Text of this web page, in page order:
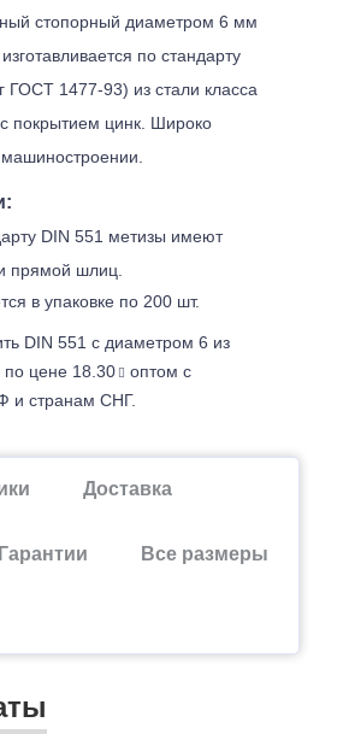
стопорный диаметром 6 мм
по стандарту
ГОСТ 1477-93) из стали класса
покрытием цинк. Широко
DIN 551 метизы имеют
прямой шлиц.
в упаковке по 200 шт.
DIN 551 с диаметром 6 из
по цене 18.30
оптом с
и странам СНГ.
Доставка
Гарантии Все размеры